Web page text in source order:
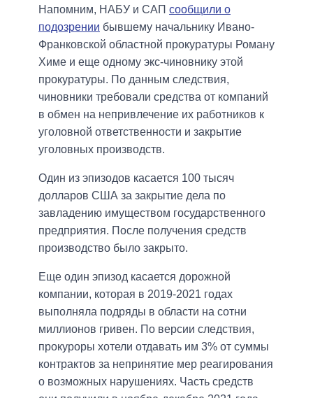
Напомним, НАБУ и САП сообщили о
подозрении бывшему начальнику Ивано-
Франковской областной прокуратуры Роману
Химе и еще одному экс-чиновнику этой
прокуратуры. По данным следствия,
чиновники требовали средства от компаний
в обмен на непривлечение их работников к
уголовной ответственности и закрытие
уголовных производств.
Один из эпизодов касается 100 тысяч
долларов США за закрытие дела по
завладению имуществом государственного
предприятия. После получения средств
производство было закрыто.
Еще один эпизод касается дорожной
компании, которая в 2019-2021 годах
выполняла подряды в области на сотни
миллионов гривен. По версии следствия,
прокуроры хотели отдавать им 3% от суммы
контрактов за непринятие мер реагирования
о возможных нарушениях. Часть средств